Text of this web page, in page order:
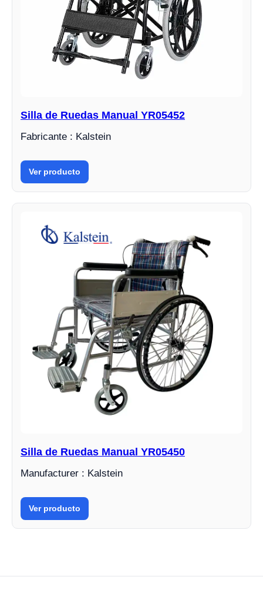
Silla de Ruedas Manual YR05452
Fabricante : Kalstein
Ver producto
Silla de Ruedas Manual YR05450
Manufacturer : Kalstein
Ver producto